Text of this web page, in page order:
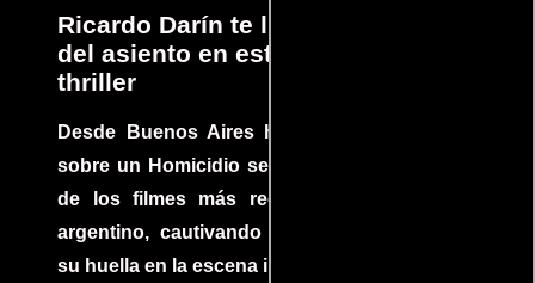
Ricardo Darín te llevará al borde
del asiento en este increíble
thriller
Desde Buenos Aires hasta el mundo, Tesis
sobre un Homicidio se ha convertido en uno
de los filmes más recomendados del cine
argentino, cautivando audiencias y dejando
su huella en la escena internacional.